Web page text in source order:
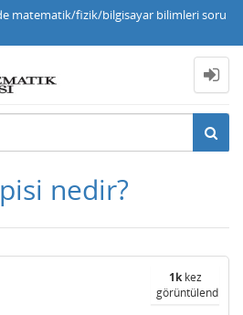
matematik/fizik/bilgisayar bilimleri soru
nedir?
1kkez
görüntülendi